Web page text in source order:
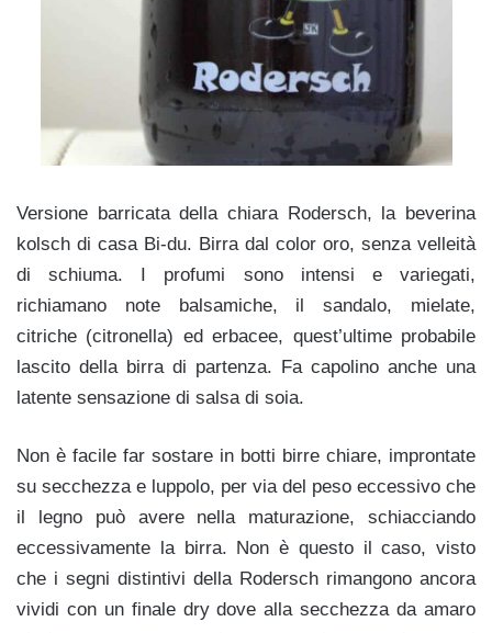
Versione barricata della chiara Rodersch, la beverina
kolsch di casa Bi-du. Birra dal color oro, senza velleità
di schiuma. I profumi sono intensi e variegati,
richiamano note balsamiche, il sandalo, mielate,
citriche (citronella) ed erbacee, quest’ultime probabile
lascito della birra di partenza. Fa capolino anche una
latente sensazione di salsa di soia.
Non è facile far sostare in botti birre chiare, improntate
su secchezza e luppolo, per via del peso eccessivo che
il legno può avere nella maturazione, schiacciando
eccessivamente la birra. Non è questo il caso, visto
che i segni distintivi della Rodersch rimangono ancora
vividi con un finale dry dove alla secchezza da amaro